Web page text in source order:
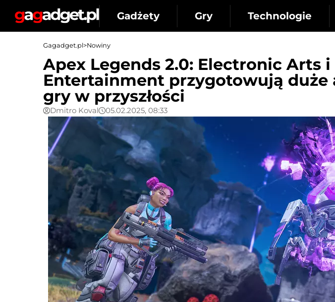
Gadżety Gry Technologie
Gagadget.pl>Nowiny
Apex Legends 2.0: Electronic Arts i
Entertainment przygotowują duże
gry w przyszłości
Dmitro Koval 05.02.2025, 08:33